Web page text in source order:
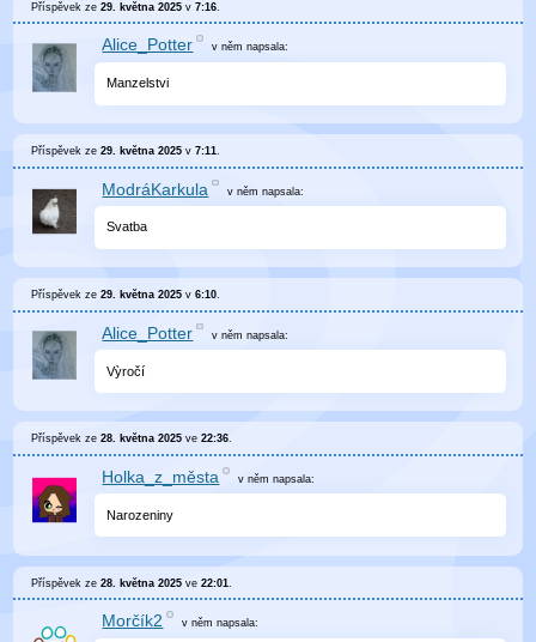
Příspěvek ze29. května 2025 v7:16
Alice_Potter v němnapsala:
Manzelstvi
Příspěvek ze29. května 2025 v7:11
ModráKarkula v němnapsala:
Svatba
Příspěvek ze29. května 2025 v6:10.
Alice_Potter v němnapsala:
Vỳročí
Příspěvek ze28. května 2025 ve22:36.
Holka_z_města v němnapsala:
Narozeniny
Příspěvek ze28. května 2025 ve22:01
Morčík2 v němnapsala: